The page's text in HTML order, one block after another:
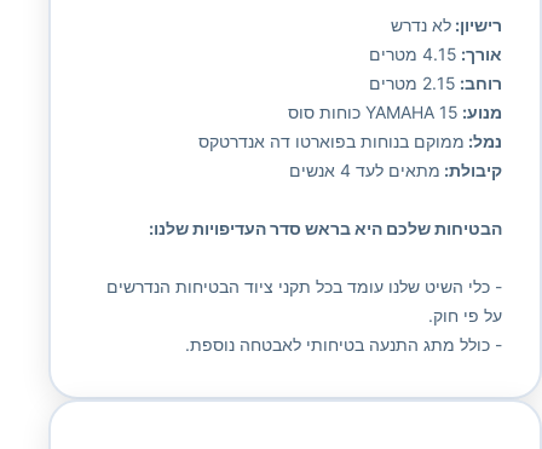
רישיון:לא נדרש
אורך: 4.15 מטרים
רוחב: 2.15 מטרים
מנוע: YAMAHA 15 כוחות סוס
נמל: ממוקם בנוחות בפוארטו דה אנדרטקס
קיבולת: מתאים לעד 4 אנשים
הבטיחות שלכם היא בראש סדר העדיפויות שלנו:
- כלי השיט שלנו עומד בכל תקני ציוד הבטיחות הנדרשים
על פי חוק.
- כולל מתג התנעה בטיחותי לאבטחה נוספת.